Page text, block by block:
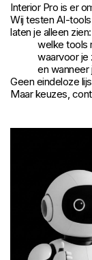
Interior Pro is er
Wij testen AI-
laten je alleen zien:
welke tools
waarvoor je
en wanneer
Geen eindeloze
Maar keuzes,